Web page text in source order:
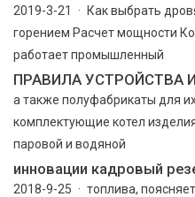
2019-3-21 · Как выбрать
горением Расчет мощности
работает промышленный
ПРАВИЛА УСТРОЙСТВА
а также полуфабрикаты для
комплектующие котел
паровой и водяной
инновации кадровый
2018-9-25 · топлива,